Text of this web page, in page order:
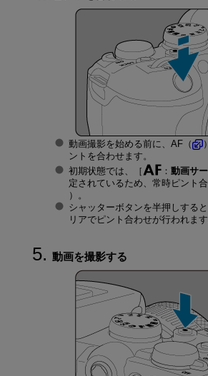
動画撮影を始める前に、AF（
ントを合わせます。
初期状態では、［
： 動画サ
定されているため、常時ピント
）。
シャッターボタンを半押しする
リアでピント合わせが行われます
動画を撮影する